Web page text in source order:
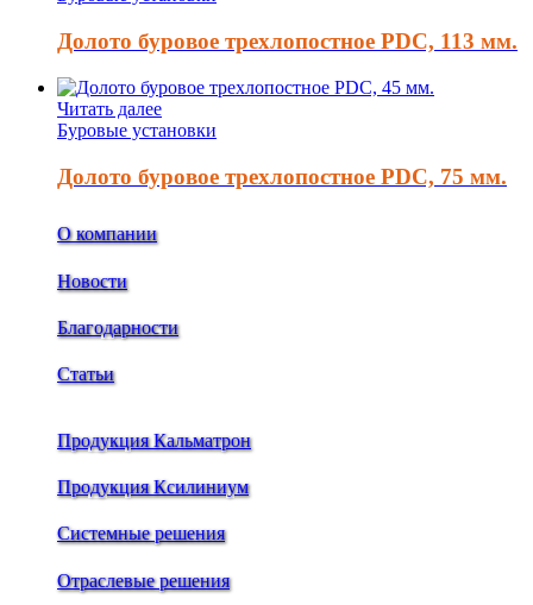
Долото буровое трехлопостное PDC, 113 мм.
Читать далее
Буровые установки
Долото буровое трехлопостное PDC, 75 мм.
О компании
Новости
Благодарности
Статьи
Продукция Кальматрон
Продукция Ксилиниум
Системные решения
Отраслевые решения